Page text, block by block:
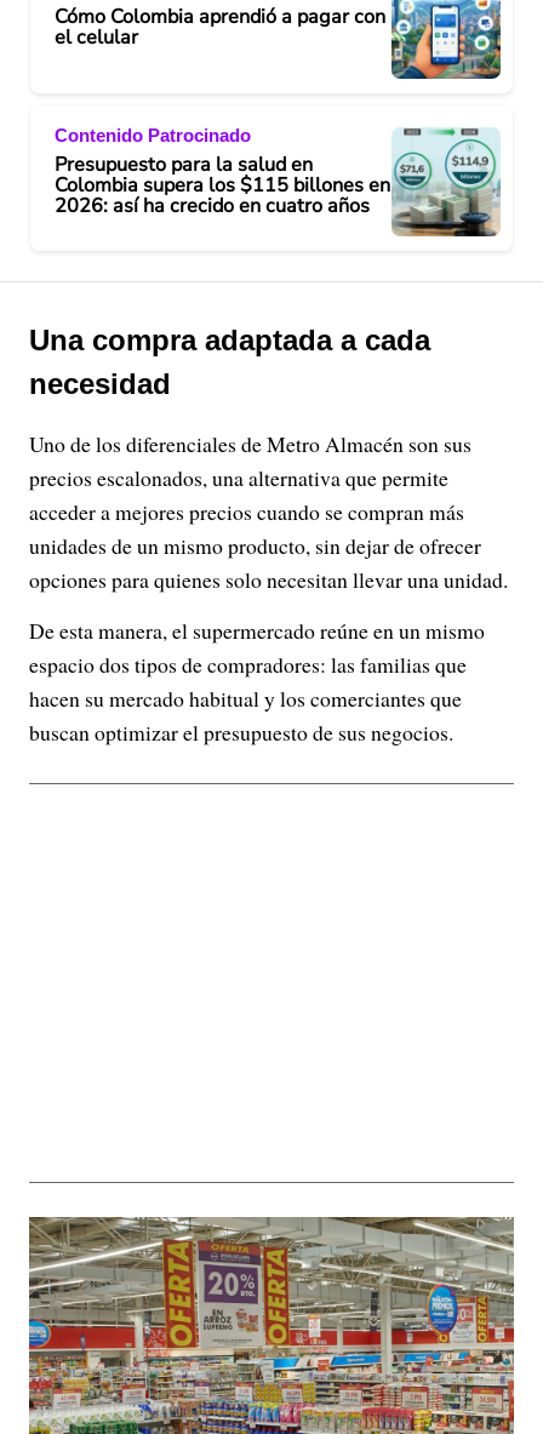
Cómo Colombia aprendió a pagar con
el celular
Contenido Patrocinado
Presupuesto para la salud en
Colombia supera los $115 billones en
2026: así ha crecido en cuatro años
Una compra adaptada a cada
necesidad
Uno de los diferenciales de Metro Almacén son sus
precios escalonados, una alternativa que permite
acceder a mejores precios cuando se compran más
unidades de un mismo producto, sin dejar de ofrecer
opciones para quienes solo necesitan llevar una unidad.
De esta manera, el supermercado reúne en un mismo
espacio dos tipos de compradores: las familias que
hacen su mercado habitual y los comerciantes que
buscan optimizar el presupuesto de sus negocios.